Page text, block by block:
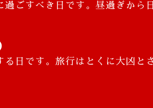
過ごすべき日です。昼過ぎから
る日です。旅行はとくに大凶と